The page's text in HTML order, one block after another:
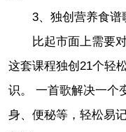
3、独创营养食谱
比起市面上需要对
这套课程独创21个轻
识。 一首歌解决一个
身、便秘等，轻松易